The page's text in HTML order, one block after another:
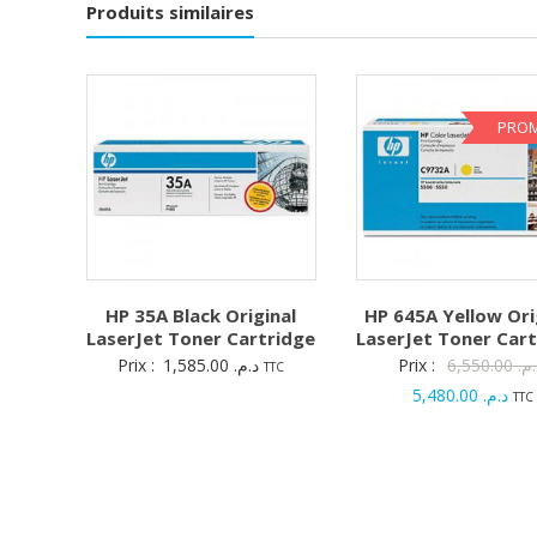
Produits similaires
HP 35A Black Original
LaserJet Toner Cartridge
Prix : د.م. TTC
HP 645A Yellow
LaserJet Toner
Prix : 6,550.00
د.م.Le
TTC